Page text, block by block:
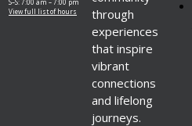
S–S: 7:00 am – 7:00 pm
View full list of hours
through
experiences
that inspire
vibrant
connections
and lifelong
journeys.